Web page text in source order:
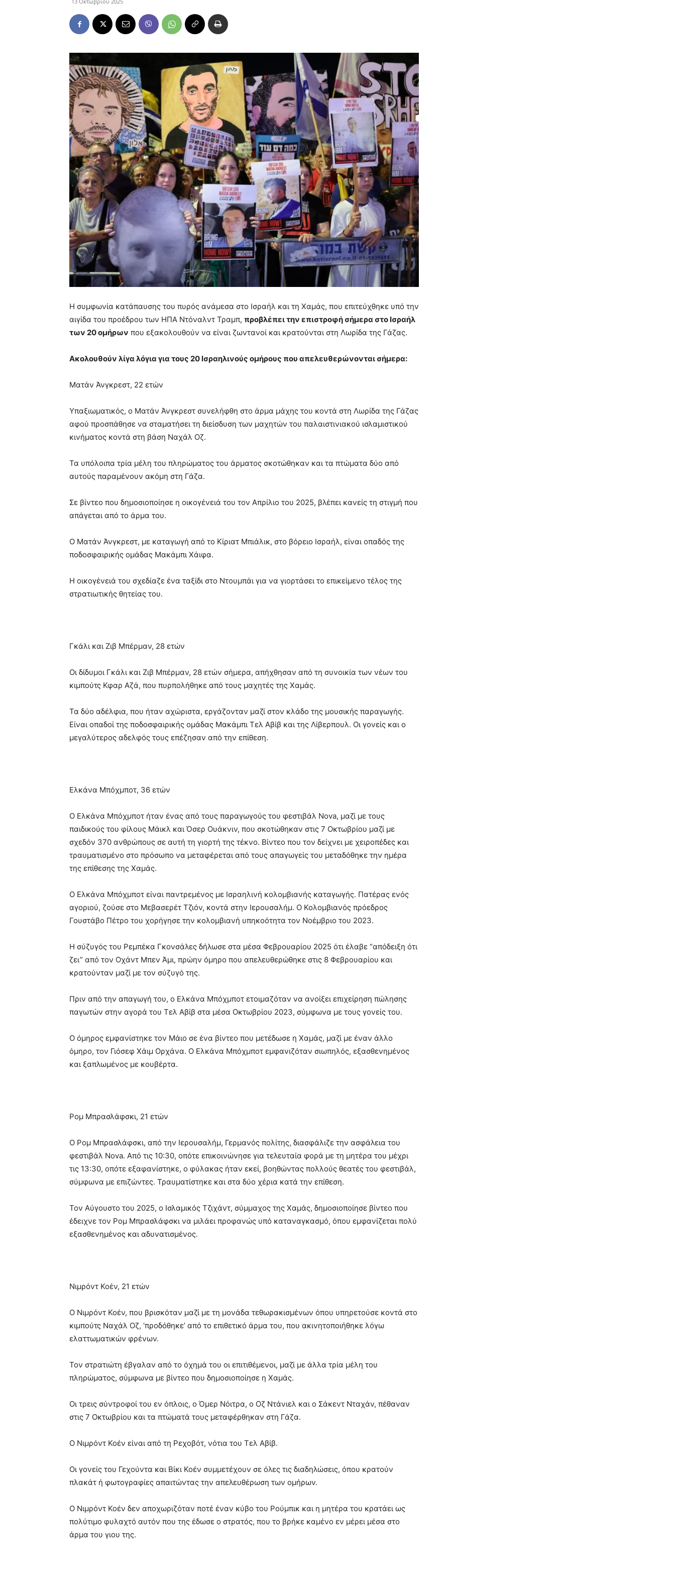
Η συμφωνία κατάπαυσης του πυρός ανάμεσα στο Ισραήλ και τη Χαμάς, που επιτεύχθηκε υπό την
αιγίδα του προέδρου των ΗΠΑ Ντόναλντ Τραμπ, προβλέπει την επιστροφή σήμερα στο Ισραήλ
των 20 ομήρων που εξακολουθούν να είναι ζωντανοί και κρατούνται στη Λωρίδα της Γάζας.
Ακολουθούν λίγα λόγια για τους 20 Ισραηλινούς ομήρους που απελευθερώνονται σήμερα:
Ματάν Άνγκρεστ, 22 ετών
Υπαξιωματικός, ο Ματάν Άνγκρεστ συνελήφθη στο άρμα μάχης του κοντά στη Λωρίδα της Γάζας
αφού προσπάθησε να σταματήσει τη διείσδυση των μαχητών του παλαιστινιακού ισλαμιστικού
κινήματος κοντά στη βάση Ναχάλ Οζ.
Τα υπόλοιπα τρία μέλη του πληρώματος του άρματος σκοτώθηκαν και τα πτώματα δύο από
αυτούς παραμένουν ακόμη στη Γάζα.
Σε βίντεο που δημοσιοποίησε η οικογένειά του τον Απρίλιο του 2025, βλέπει κανείς τη στιγμή που
απάγεται από το άρμα του.
Ο Ματάν Άνγκρεστ, με καταγωγή από το Κίριατ Μπιάλικ, στο βόρειο Ισραήλ, είναι οπαδός της
ποδοσφαιρικής ομάδας Μακάμπι Χάιφα.
Η οικογένειά του σχεδίαζε ένα ταξίδι στο Ντουμπάι για να γιορτάσει το επικείμενο τέλος της
στρατιωτικής θητείας του.
Γκάλι και Ζιβ Μπέρμαν, 28 ετών
Οι δίδυμοι Γκάλι και Ζιβ Μπέρμαν, 28 ετών σήμερα, απήχθησαν από τη συνοικία των νέων του
κιμπούτς Κφαρ Αζά, που πυρπολήθηκε από τους μαχητές της Χαμάς.
Τα δύο αδέλφια, που ήταν αχώριστα, εργάζονταν μαζί στον κλάδο της μουσικής παραγωγής.
Είναι οπαδοί της ποδοσφαιρικής ομάδας Μακάμπι Τελ Αβίβ και της Λίβερπουλ. Οι γονείς και ο
μεγαλύτερος αδελφός τους επέζησαν από την επίθεση.
Ελκάνα Μπόχμποτ, 36 ετών
Ο Ελκάνα Μπόχμποτ ήταν ένας από τους παραγωγούς του φεστιβάλ Nova, μαζί με τους
παιδικούς του φίλους Μάικλ και Όσερ Ουάκνιν, που σκοτώθηκαν στις 7 Οκτωβρίου μαζί με
σχεδόν 370 ανθρώπους σε αυτή τη γιορτή της τέκνο. Βίντεο που τον δείχνει με χειροπέδες και
τραυματισμένο στο πρόσωπο να μεταφέρεται από τους απαγωγείς του μεταδόθηκε την ημέρα
της επίθεσης της Χαμάς.
Ο Ελκάνα Μπόχμποτ είναι παντρεμένος με Ισραηλινή κολομβιανής καταγωγής. Πατέρας ενός
αγοριού, ζούσε στο Μεβασερέτ Τζιόν, κοντά στην Ιερουσαλήμ. Ο Κολομβιανός πρόεδρος
Γουστάβο Πέτρο του χορήγησε την κολομβιανή υπηκοότητα τον Νοέμβριο του 2023.
Η σύζυγός του Ρεμπέκα Γκονσάλες δήλωσε στα μέσα Φεβρουαρίου 2025 ότι έλαβε “απόδειξη ότι
ζει” από τον Οχάντ Μπεν Άμι, πρώην όμηρο που απελευθερώθηκε στις 8 Φεβρουαρίου και
κρατούνταν μαζί με τον σύζυγό της.
Πριν από την απαγωγή του, ο Ελκάνα Μπόχμποτ ετοιμαζόταν να ανοίξει επιχείρηση πώλησης
παγωτών στην αγορά του Τελ Αβίβ στα μέσα Οκτωβρίου 2023, σύμφωνα με τους γονείς του.
Ο όμηρος εμφανίστηκε τον Μάιο σε ένα βίντεο που μετέδωσε η Χαμάς, μαζί με έναν άλλο
όμηρο, τον Γιόσεφ Χάιμ Ορχάνα. Ο Ελκάνα Μπόχμποτ εμφανιζόταν σιωπηλός, εξασθενημένος
και ξαπλωμένος με κουβέρτα.
Ρομ Μπρασλάφσκι, 21 ετών
Ο Ρομ Μπρασλάφσκι, από την Ιερουσαλήμ, Γερμανός πολίτης, διασφάλιζε την ασφάλεια του
φεστιβάλ Nova. Από τις 10:30, οπότε επικοινώνησε για τελευταία φορά με τη μητέρα του μέχρι
τις 13:30, οπότε εξαφανίστηκε, ο φύλακας ήταν εκεί, βοηθώντας πολλούς θεατές του φεστιβάλ,
σύμφωνα με επιζώντες. Τραυματίστηκε και στα δύο χέρια κατά την επίθεση.
Τον Αύγουστο του 2025, ο Ισλαμικός Τζιχάντ, σύμμαχος της Χαμάς, δημοσιοποίησε βίντεο που
έδειχνε τον Ρομ Μπρασλάφσκι να μιλάει προφανώς υπό καταναγκασμό, όπου εμφανίζεται πολύ
εξασθενημένος και αδυνατισμένος.
Νιμρόντ Κοέν, 21 ετών
Ο Νιμρόντ Κοέν, που βρισκόταν μαζί με τη μονάδα τεθωρακισμένων όπου υπηρετούσε κοντά στο
κιμπούτς Ναχάλ Οζ, ‘προδόθηκε’ από το επιθετικό άρμα του, που ακινητοποιήθηκε λόγω
ελαττωματικών φρένων.
Τον στρατιώτη έβγαλαν από το όχημά του οι επιτιθέμενοι, μαζί με άλλα τρία μέλη του
πληρώματος, σύμφωνα με βίντεο που δημοσιοποίησε η Χαμάς.
Οι τρεις σύντροφοί του εν όπλοις, ο Όμερ Νόιτρα, ο Οζ Ντάνιελ και ο Σάκεντ Νταχάν, πέθαναν
στις 7 Οκτωβρίου και τα πτώματά τους μεταφέρθηκαν στη Γάζα.
Ο Νιμρόντ Κοέν είναι από τη Ρεχοβότ, νότια του Τελ Αβίβ.
Οι γονείς του Γεχούντα και Βίκι Κοέν συμμετέχουν σε όλες τις διαδηλώσεις, όπου κρατούν
πλακάτ ή φωτογραφίες απαιτώντας την απελευθέρωση των ομήρων.
Ο Νιμρόντ Κοέν δεν αποχωριζόταν ποτέ έναν κύβο του Ρούμπικ και η μητέρα του κρατάει ως
πολύτιμο φυλαχτό αυτόν που της έδωσε ο στρατός, που το βρήκε καμένο εν μέρει μέσα στο
άρμα του γιου της.